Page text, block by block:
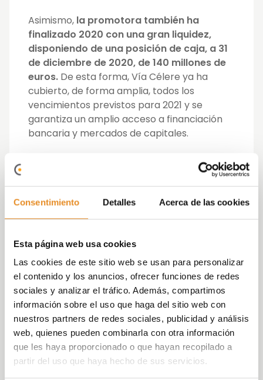
Consentimiento Detalles Acerca de las cookies
Esta página web usa cookies
Las cookies de este sitio web se usan para personalizar
el contenido y los anuncios, ofrecer funciones de redes
sociales y analizar el tráfico. Además, compartimos
información sobre el uso que haga del sitio web con
nuestros partners de redes sociales, publicidad y análisis
web, quienes pueden combinarla con otra información
que les haya proporcionado o que hayan recopilado a
partir del uso que haya hecho de sus servicios.
Asimismo, la promotora también ha
finalizado 2020 con una gran liquidez,
disponiendo de una posición de caja, a 31
de diciembre de 2020, de 140 millones de
euros. De esta forma, Vía Célere ya ha
cubierto, de forma amplia, todos los
vencimientos previstos para 2021 y se
garantiza un amplio acceso a financiación
bancaria y mercados de capitales.
Esta decisión de reducción significativa de
la deuda se suma operativamente a la
entrega de casi 2.000 viviendas realizadas
en 2020, lo que demuestra lacapacidad de
desapalancamiento y de generación de
posición inmejorable para continuar la
senda de crecimiento responsable y
sostenible marcada en nuestro plan
estratégico”ha asegurado José Ignacio
Morales Plaza, consejero delegado de Vía
Célere.
Adicionalmente, el directivo ha afirmado:“La
diversificación de las fuentes de